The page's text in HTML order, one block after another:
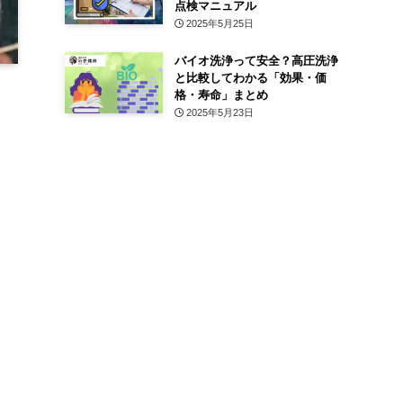
点検マニュアル
2025年5月25日
バイオ洗浄って安全？高圧洗浄
と比較してわかる「効果・価
格・寿命」まとめ
2025年5月23日